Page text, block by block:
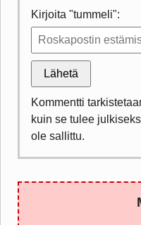
Kirjoita "tummeli":
Lähetä
Kommentti
kuin se tulee
ole sallittu.